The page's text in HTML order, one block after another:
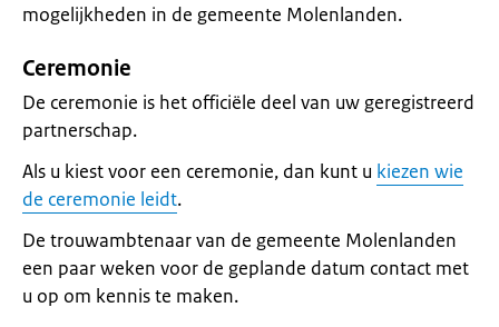
mogelijkheden in de gemeente Molenlanden.
Ceremonie
De ceremonie is het officiële deel van uw geregistreerd
partnerschap.
Als u kiest voor een ceremonie, dan kunt u kiezen wie
de ceremonie leidt.
De trouwambtenaar van de gemeente Molenlanden
een paar weken voor de geplande datum contact met
u op om kennis te maken.